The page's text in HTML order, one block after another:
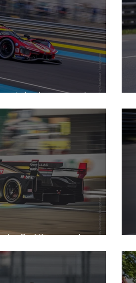
du championnat.
Cadillac en pole.